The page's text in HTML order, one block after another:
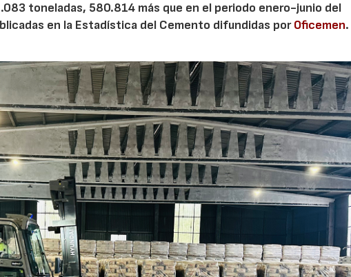
toneladas, 580.814 más que en el periodo enero-junio del
en la Estadística del Cemento difundidas porOficemen.